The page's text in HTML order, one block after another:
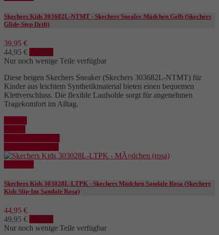
Skechers Kids 303682L-NTMT - Skechers Snealer Mädchen Gelb (Skechers
Glide-Step Drift)
39,95 €
44,95 € - 5,00 €
Nur noch wenige Teile verfügbar
Diese beigen Skechers Sneaker (Skechers 303682L-NTMT) für
Kinder aus leichtem Synthetikmaterial bieten einen bequemen
Klettverschluss. Die flexible Laufsohle sorgt für angenehmen
Tragekomfort im Alltag.
Skechers Kids 303028L-LTPK - Skechers Mädchen Sandale Rosa (Skechers
Kids Slip-Ins Sandale Rosa)
44,95 €
49,95 € - 5,00 €
Nur noch wenige Teile verfügbar